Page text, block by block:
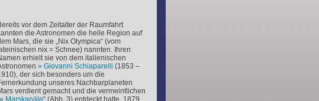
vor dem Zeitalter der Raumfahrt
die Astronomen die helle Region auf
Mars, die sie „Nix Olympica“ (vom
nix = Schnee) nannten. Ihren
erhielt sie von dem italienischen
Giovanni Schiaparelli (1853 –
der sich besonders um die
unseres Nachbarplaneten
verdient gemacht und die vermeintlichen
Marskanäle“ (Abb. 3) entdeckt hatte. 1879